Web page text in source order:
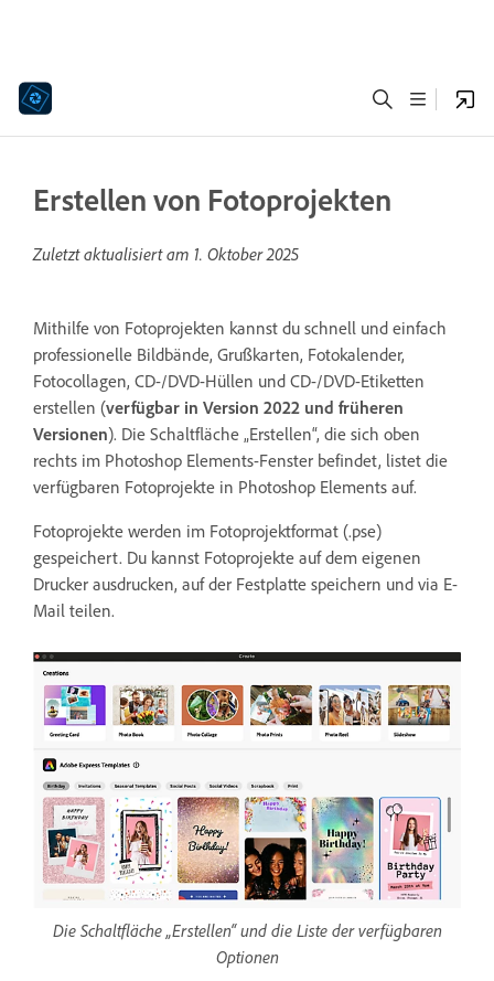
Erstellen von Fotoprojekten
Zuletzt aktualisiert am 1. Oktober 2025
Mithilfe von Fotoprojekten kannst du schnell und einfach
professionelle Bildbände, Grußkarten, Fotokalender,
Fotocollagen, CD-/DVD-Hüllen und CD-/DVD-Etiketten
erstellen (verfügbar in Version 2022 und früheren
Versionen). Die Schaltfläche „Erstellen“, die sich oben
rechts im Photoshop Elements-Fenster befindet, listet die
verfügbaren Fotoprojekte in Photoshop Elements auf.
Fotoprojekte werden im Fotoprojektformat (.pse)
gespeichert. Du kannst Fotoprojekte auf dem eigenen
Drucker ausdrucken, auf der Festplatte speichern und via E-
Mail teilen.
Die Schaltfläche „Erstellen“ und die Liste der verfügbaren
Optionen